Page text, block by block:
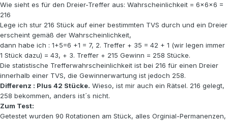
Wie sieht es für den Dreier-Treffer aus: Wahrscheinlichkeit = 6x6x6 =
216
Lege ich stur 216 Stück auf einer bestimmten TVS durch und ein Dreier
erscheint gemäß der Wahrscheinlichkeit,
dann habe ich : 1+5=6 +1 = 7, 2. Treffer + 35 = 42 + 1 (wir legen immer
1 Stück dazu) = 43, + 3. Treffer + 215 Gewinn = 258 Stücke.
Die statistische Trefferwahrscheinlichkeit ist bei 216 für einen Dreier
innerhalb einer TVS, die Gewinnerwartung ist jedoch 258.
Differenz : Plus 42 Stücke. Wieso, ist mir auch ein Rätsel. 216 gelegt,
258 bekommen, anders ist´s nicht.
Zum Test:
Getestet wurden 90 Rotationen am Stück, alles Orginial-Permanenzen,